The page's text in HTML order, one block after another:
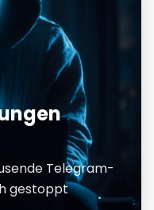
Telegram-
gestoppt